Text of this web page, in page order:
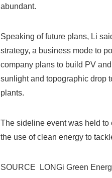
abundant.
Speaking of future plans, Li
strategy, a business mode to
company plans to build PV
sunlight and topographic drop
plants.
The sideline event was held
the use of clean energy to
SOURCE LONGi Green